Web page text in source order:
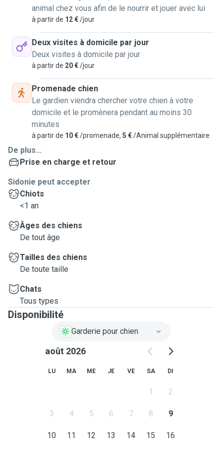
animal chez vous afin de le nourrir et jouer avec lui
à partir de 12 €/jour
Deux visites à domicile par jour
Deux visites à domicile par jour
à partir de 20 €/jour
Promenade chien
Le gardien viendra chercher votre chien à votre
domicile et le promènera pendant au moins 30
minutes
à partir de 10 €/promenade, 5 €/Animal supplémentaire
De plus...
Prise en charge et retour
Sidonie peut accepter
Chiots
<1 an
Âges des chiens
De tout âge
Tailles des chiens
De toute taille
Chats
Tous types
Disponibilité
Garderie pour chien
août 2026
LU MA ME JE VE SA DI
1 2
3 4 5 6 7 8 9
10 11 12 13 14 15 16